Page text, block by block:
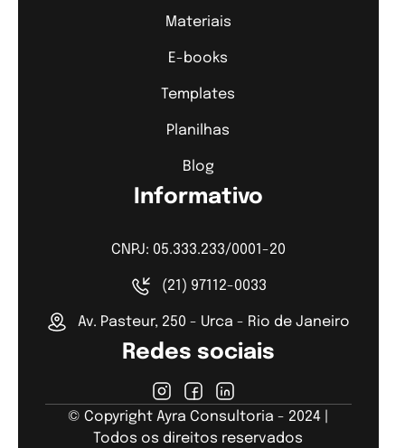
Materiais
E-books
Templates
Planilhas
Blog
Informativo
CNPJ: 05.333.233/0001-20
(21) 97112-0033
Av. Pasteur, 250 - Urca - Rio de Janeiro
Redes sociais
© Copyright Ayra Consultoria - 2024 |
Todos os direitos reservados